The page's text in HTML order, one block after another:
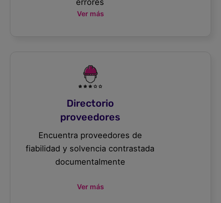
Ver más
Directorio
proveedores
Encuentra proveedores de
fiabilidad y solvencia contrastada
documentalmente
Ver más